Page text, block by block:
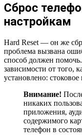
Сброс
настройкам
Hard Reset — он же
проблема вызвана
способ должен
зависимости от того,
установлено:
Внимание!
никаких
приложения,
содержимого
телефон в